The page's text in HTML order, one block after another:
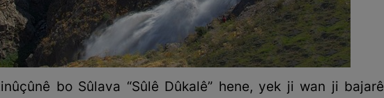
bo Sûlava “Sûlê Dûkalê” hene, yek ji wan ji bajarê